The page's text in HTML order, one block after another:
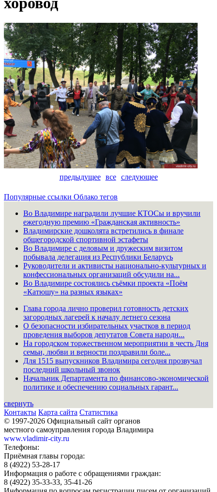
предыдущее все следующее
Популярные ссылки Облако тегов
Во Владимире наградили лучшие КТОСы и вручили
ежегодную премию «Гражданская активность»
Владимирские дошколята встретились в финале
общегородской спортивной эстафеты
Во Владимире с деловым и дружеским визитом
побывала делегация из Республики Беларусь
Руководители и активисты национально-культурных и
конфессиональных организаций обсудили на...
Во Владимире состоялись съёмки проекта «Поём
«Катюшу» на разных языках»
Глава города лично проверил готовность детских
загородных лагерей к началу летнего сезона
О безопасности избирательных участков в период
проведения выборов депутатов Совета народн...
На городском торжественном мероприятии в честь Дня
семьи, любви и верности поздравили боле...
Для 1515 выпускников Владимира сегодня прозвучал
последний школьный звонок
Начальник Департамента по финансово-экономической
политике и обеспечению социальных гарант...
свернуть
Контакты Карта сайта Статистика
© 1997-2026 Официальный сайт органов
местного самоуправления города Владимира
www.vladimir-city.ru
Телефоны:
Приёмная главы города:
8 (4922) 53-28-17
Информация о работе с обращениями граждан:
8 (4922) 35-33-33, 35-41-26